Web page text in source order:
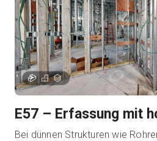
E57 – Erfassung mit
Bei dünnen Strukturen wie